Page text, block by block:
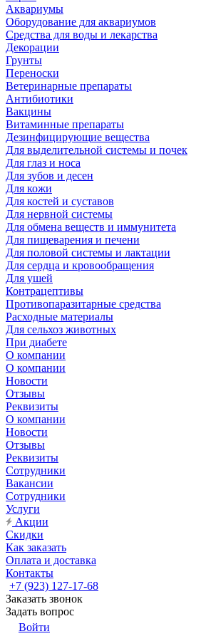
Аквариумы
Оборудование для аквариумов
Средства для воды и лекарства
Декорации
Грунты
Переноски
Ветеринарные препараты
Антибиотики
Вакцины
Витаминные препараты
Дезинфицирующие вещества
Для выделительной системы и почек
Для глаз и носа
Для зубов и десен
Для кожи
Для костей и суставов
Для нервной системы
Для обмена веществ и иммунитета
Для пищеварения и печени
Для половой системы и лактации
Для сердца и кровообращения
Для ушей
Контрацептивы
Противопаразитарные средства
Расходные материалы
Для сельхоз животных
При диабете
О компании
О компании
Новости
Отзывы
Реквизиты
О компании
Новости
Отзывы
Реквизиты
Сотрудники
Вакансии
Сотрудники
Услуги
Акции
Скидки
Как заказать
Оплата и доставка
Контакты
+7 (923) 127-17-68
Заказать звонок
Задать вопрос
Войти